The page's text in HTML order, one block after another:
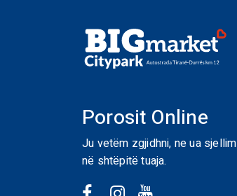
Porosit Online
Ju vetëm zgjidhni, ne ua sjellim
në shtëpitë tuaja.